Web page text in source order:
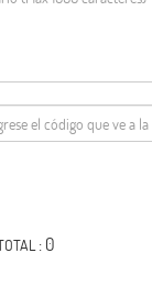
: 0